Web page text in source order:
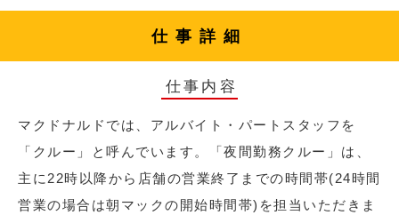
仕事詳細
仕事内容
マクドナルドでは、アルバイト・パートスタッフを
「クルー」と呼んでいます。「夜間勤務クルー」は、
主に22時以降から店舗の営業終了までの時間帯(24時間
営業の場合は朝マックの開始時間帯)を担当いただきま